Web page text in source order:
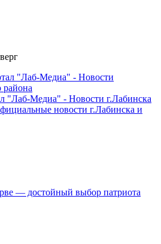
"Лаб-Медиа" - Новости г.Лабинска
новости г.Лабинска и
— достойный выбор патриота